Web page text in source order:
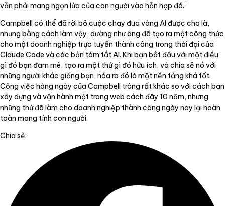
vẫn phải mang ngọn lửa của con người vào hỗn hợp đó."
Campbell có thể đã rời bỏ cuộc chạy đua vàng AI được cho là,
nhưng bằng cách làm vậy, dường như ông đã tạo ra một công thức
cho một doanh nghiệp trực tuyến thành công trong thời đại của
Claude Code và các bản tóm tắt AI. Khi bạn bắt đầu với một điều
gì đó bạn đam mê, tạo ra một thứ gì đó hữu ích, và chia sẻ nó với
những người khác giống bạn, hóa ra đó là một nền tảng khá tốt.
Công việc hàng ngày của Campbell trông rất khác so với cách bạn
xây dựng và vận hành một trang web cách đây 10 năm, nhưng
những thứ đã làm cho doanh nghiệp thành công ngày nay lại hoàn
toàn mang tính con người.
Chia sẻ: